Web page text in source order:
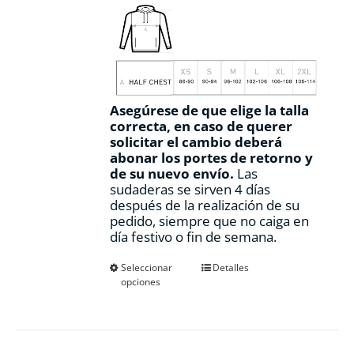
Asegúrese de que elige la talla
correcta, en caso de querer
solicitar el cambio deberá
abonar los portes de retorno y
de su nuevo envío. Las
sudaderas se sirven 4 días
después de la realización de su
pedido, siempre que no caiga en
día festivo o fin de semana.
Seleccionar
opciones
EsteDetalles